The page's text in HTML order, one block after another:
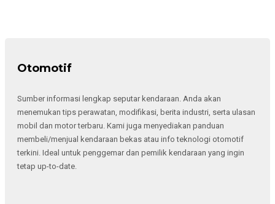
Otomotif
Sumber informasi lengkap seputar kendaraan. Anda akan
menemukan tips perawatan, modifikasi, berita industri, serta ulasan
mobil dan motor terbaru. Kami juga menyediakan panduan
membeli/menjual kendaraan bekas atau info teknologi otomotif
terkini. Ideal untuk penggemar dan pemilik kendaraan yang ingin
tetap up-to-date.